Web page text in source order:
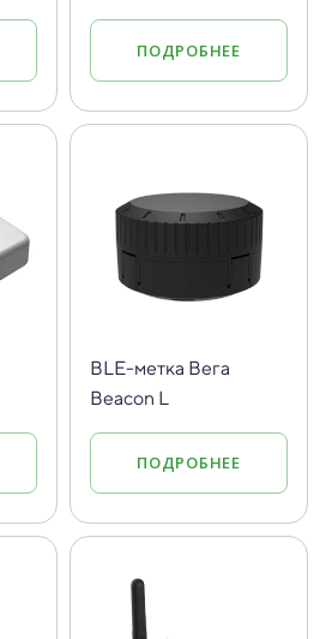
ПОДРОБНЕЕ
BLE-метка Вега
Beacon L
ПОДРОБНЕЕ